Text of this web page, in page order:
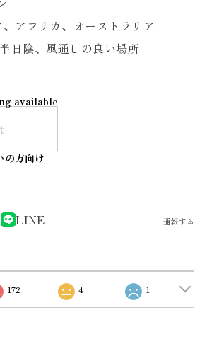
アフリカ、オーストラリア
日陰、風通しの良い場所
available
の方向け
LINE 通報する
172 4 1